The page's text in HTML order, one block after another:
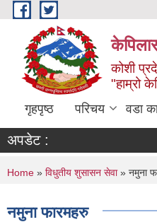
Skip to main content
कोशी
"हाम्रो
गृहपृष्ठ परिचय वडा
अपडेट :
You are here
Home » विधुतीय शुसासन सेवा» नमुना
नमुना फारमहरु